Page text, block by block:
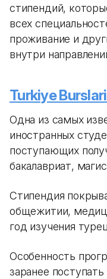
стипендий,
всех
проживание и
внутри
Turkiye Burslari
Одна из самых
иностранных
поступающих
бакалавриат,
Стипендия
общежитии,
год изучения
Особенность
заранее